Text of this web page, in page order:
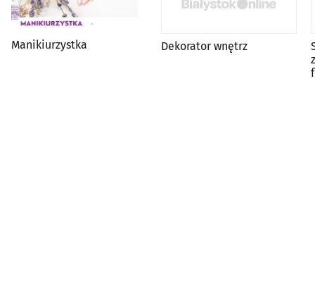
Manikiurzystka Dekorator wnętrz